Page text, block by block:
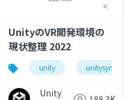
UnityのVR開発環境の
現状整理 2022
unity unitysync
Unity